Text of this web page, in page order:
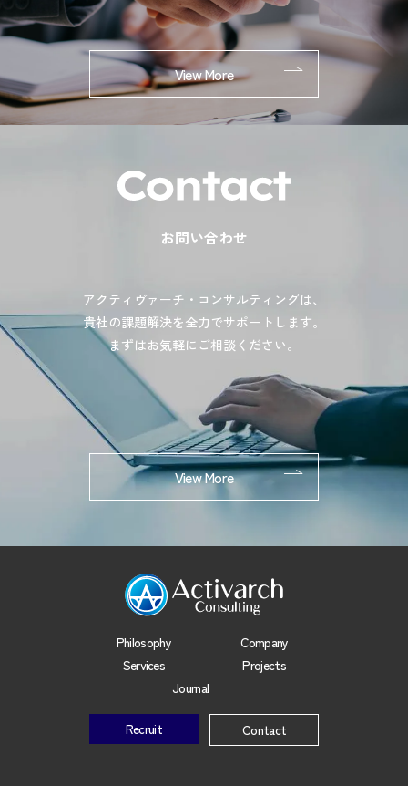
View More
お問い合わせ
アクティヴァーチ・コンサルティングは、
貴社の課題解決を全力でサポートします。
まずはお気軽にご相談ください。
View More
Philosophy
Company
Services
Projects
Journal
Recruit Contact